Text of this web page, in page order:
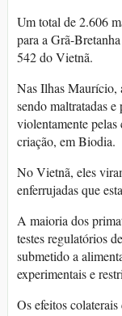
Um total de 2.606
para a Grã-
542 do Vietnã.
Nas Ilhas
sendo maltratadas e
violentamente pelas
criação, em Biodia.
No Vietnã, eles
enferrujadas que
A maioria dos
testes regulatórios
submetido a
experimentais e
Os efeitos